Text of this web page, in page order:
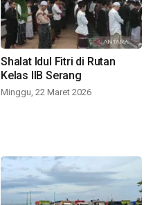
Shalat Idul Fitri di Rutan
Kelas IIB Serang
Minggu, 22 Maret 2026